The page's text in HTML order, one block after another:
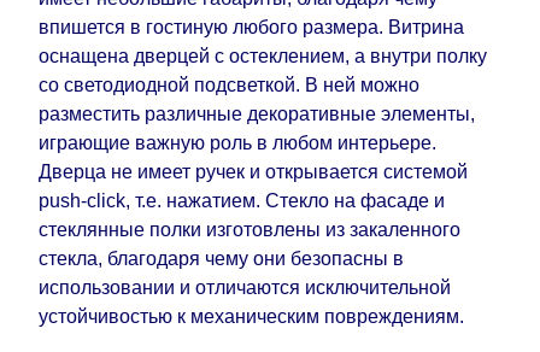
рабочих дней и не будет считаться
задержкой.Вместе с тем поставщики
прилагают все усилия, чтобы максимально
ускоритьдоставку, но, не имея возможности
это гарантировать, поэтому интернет-магазин
не несет ответственности за какие-либо
задержки.
Мебель из категории "Модульная мебель"
является модулярной, что оставляет право за
Поставщиком сделать доставку по мере
поступления модулей с фабрики, в течение
дополнительных 60 рабочих дней после первой
впишется в гостиную любого размера. Витрина
оснащена дверцей с остеклением, а внутри полку
со светодиодной подсветкой. В ней можно
разместить различные декоративные элементы,
играющие важную роль в любом интерьере.
Дверца не имеет ручек и открывается системой
push-click, т.е. нажатием. Стекло на фасаде и
стеклянные полки изготовлены из закаленного
стекла, благодаря чему они безопасны в
использовании и отличаются исключительной
устойчивостью к механическим повреждениям.